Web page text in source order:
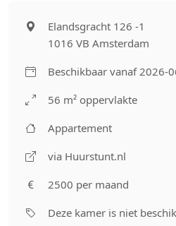
Elandsgracht 126 -1
1016 VB Amsterdam
Beschikbaar vanaf 2026-
56 m² oppervlakte
Appartement
via Huurstunt.nl
2500 per maand
Deze kamer is niet